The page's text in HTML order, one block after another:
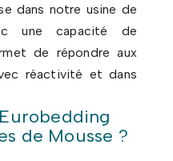
dans notre usine de
une capacité de
de répondre aux
réactivité et dans
de Mousse ?